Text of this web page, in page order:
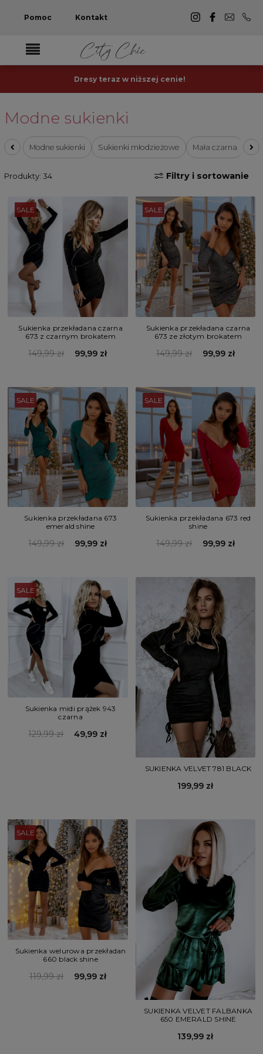
Pomoc Kontakt
Dresy teraz w niższej cenie!
Modne sukienki
Modne sukienki Sukienki młodzieżowe Mała czarna
Produkty: 34 Filtry i sortowanie
SALE
Sukienka przekładana czarna
673 z czarnym brokatem
149,99 zł 99,99 zł
SALE
Sukienka przekładana czarna
673 ze złotym brokatem
149,99 zł 99,99 zł
SALE
Sukienka przekładana 673
emerald shine
149,99 zł 99,99 zł
SALE
Sukienka przekładana 673 red
shine
149,99 zł 99,99 zł
SALE
Sukienka midi prążek 943
czarna
129,99 zł 49,99 zł
SUKIENKA VELVET 781 BLACK
199,99 zł
SALE
Sukienka welurowa przekładan
660 black shine
119,99 zł 99,99 zł
SUKIENKA VELVET FALBANKA
650 EMERALD SHINE
139,99 zł